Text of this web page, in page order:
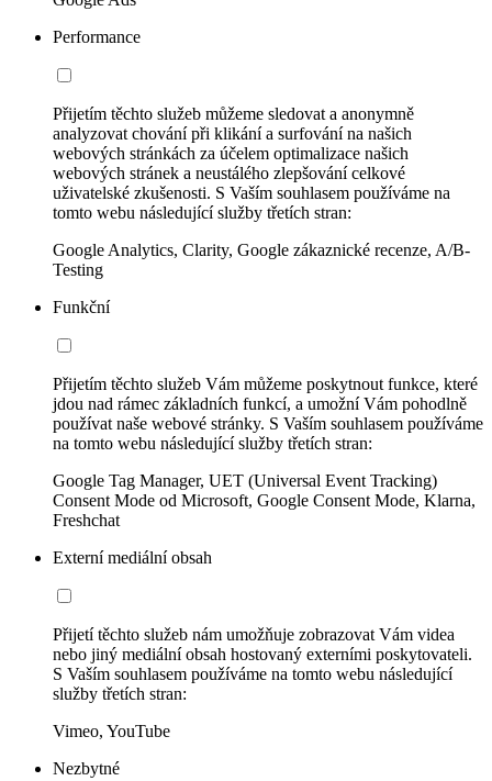
Performance
Přijetím těchto služeb můžeme sledovat a anonymně
analyzovat chování při klikání a surfování na našich
webových stránkách za účelem optimalizace našich
webových stránek a neustálého zlepšování celkové
uživatelské zkušenosti. S Vaším souhlasem používáme na
tomto webu následující služby třetích stran:
Google Analytics, Clarity, Google zákaznické recenze, A/B-
Testing
Funkční
Přijetím těchto služeb Vám můžeme poskytnout funkce, které
jdou nad rámec základních funkcí, a umožní Vám pohodlně
používat naše webové stránky. S Vaším souhlasem používáme
na tomto webu následující služby třetích stran:
Google Tag Manager, UET (Universal Event Tracking)
Consent Mode od Microsoft, Google Consent Mode, Klarna,
Freshchat
Externí mediální obsah
Přijetí těchto služeb nám umožňuje zobrazovat Vám videa
nebo jiný mediální obsah hostovaný externími poskytovateli.
S Vaším souhlasem používáme na tomto webu následující
služby třetích stran:
Vimeo, YouTube
Nezbytné